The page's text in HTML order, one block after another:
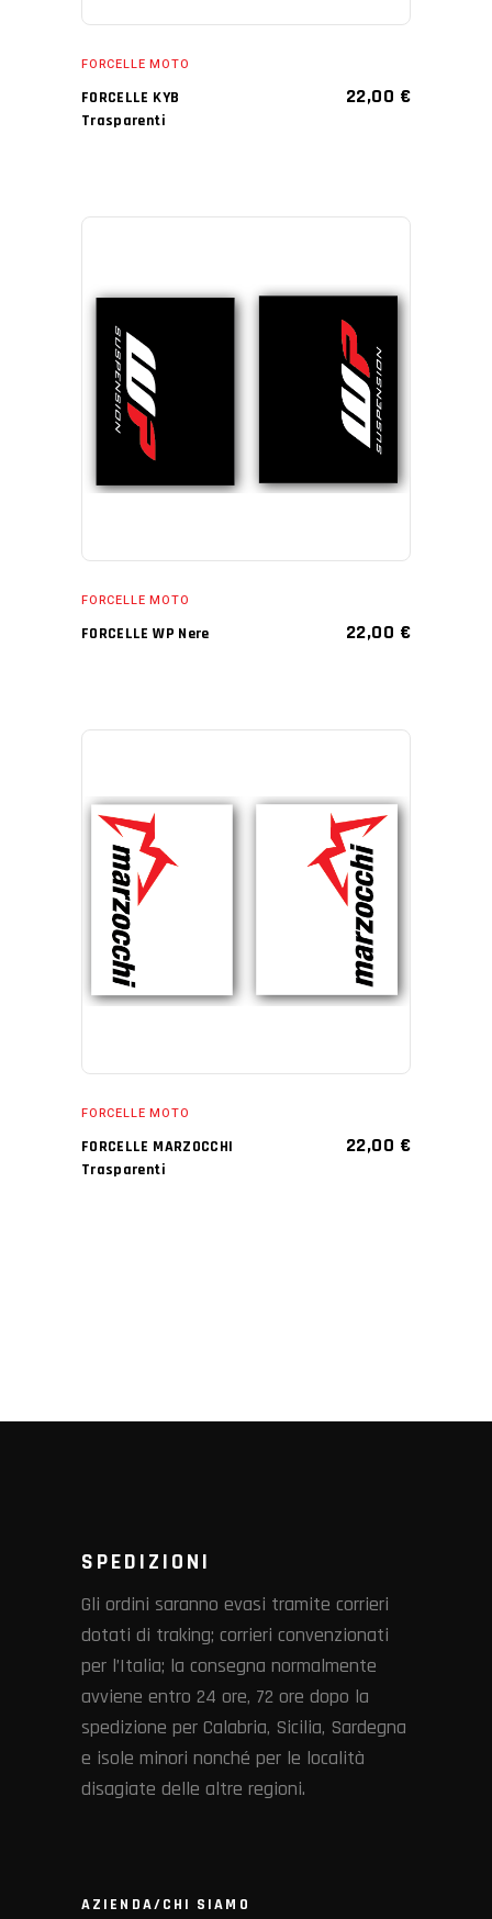
FORCELLE MOTO
FORCELLE KYB
Trasparenti
22,00 €
AGGIUNGI AL CARRELLO
FORCELLE MOTO
FORCELLE WP Nere 22,00 €
AGGIUNGI AL CARRELLO
FORCELLE MOTO
FORCELLE MARZOCCHI
Trasparenti
22,00 €
SPEDIZIONI
Gli ordini saranno evasi tramite corrieri
dotati di traking; corrieri convenzionati
per l’Italia; la consegna normalmente
avviene entro 24 ore, 72 ore dopo la
spedizione per Calabria, Sicilia, Sardegna
e isole minori nonché per le località
disagiate delle altre regioni.
AZIENDA/CHI SIAMO